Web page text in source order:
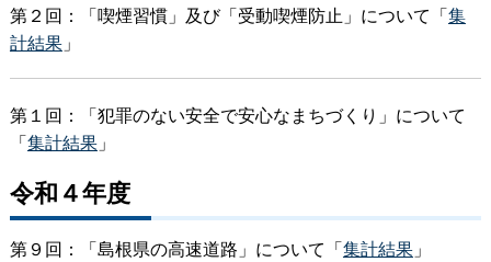
第２回：「喫煙習慣」及び「受動喫煙防止」について「集
計結果」
第１回：「犯罪のない安全で安心なまちづくり」について
「集計結果」
令和４年度
第９回：「島根県の高速道路」について「集計結果」